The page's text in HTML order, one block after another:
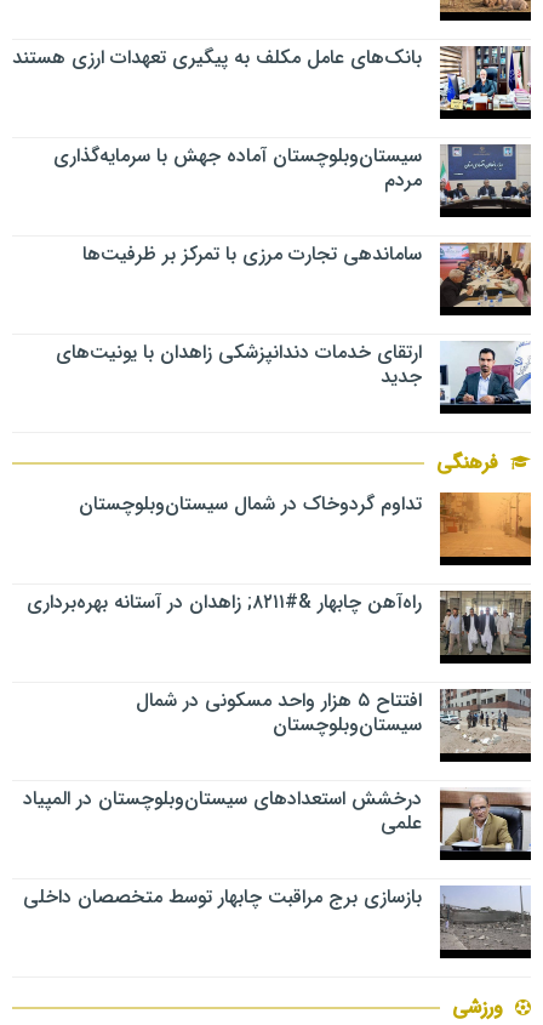
بانک‌های عامل مکلف به پیگیری تعهدات ارزی هستند
سیستان‌وبلوچستان آماده جهش با سرمایه‌گذاری
مردم
ساماندهی تجارت مرزی با تمرکز بر ظرفیت‌ها
ارتقای خدمات دندانپزشکی زاهدان با یونیت‌های
جدید
فرهنگی
تداوم گردوخاک در شمال سیستان‌وبلوچستان
راه‌آهن چابهار &#۸۲۱۱; زاهدان در آستانه بهره‌برداری
افتتاح ۵ هزار واحد مسکونی در شمال
سیستان‌وبلوچستان
درخشش استعدادهای سیستان‌وبلوچستان در المپیاد
علمی
بازسازی برج مراقبت چابهار توسط متخصصان داخلی
ورزشی